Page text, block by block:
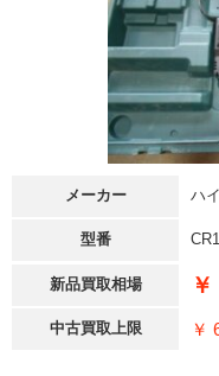
メーカー ハ
型番
新品買取相場
中古買取上限 ￥